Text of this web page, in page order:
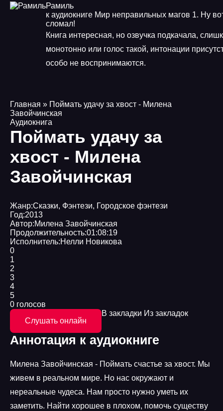
Рамиль
к аудиокниге Мир неправильных магов 1. Ну
сломал!
Книга интересная, но озвучка подкачала,
монотонно или голос такой, интонации
особо не воспринимаются.
Главная » Поймать удачу за хвост - Милена
Завойчинская
Аудиокнига
Поймать удачу за
хвост - Милена
Завойчинская
Жанр:Сказки, Фэнтези, Городское фэнтези
Год:2013
Автор:Милена Завойчинская
Продолжительность:01:08:19
Исполнитель:Нелли Новикова
0
1
2
3
4
5
0 голосов
Слушать онлайн
В закладки Из закладок
Аннотация к аудиокниге
Милена Завойчинская - Поймать счастье за хвост. Мы
живем в реальном мире. Но нас окружают и
нереальные чудеса. Нам просто нужно уметь их
заметить. Найти хорошее в плохом, помочь существу